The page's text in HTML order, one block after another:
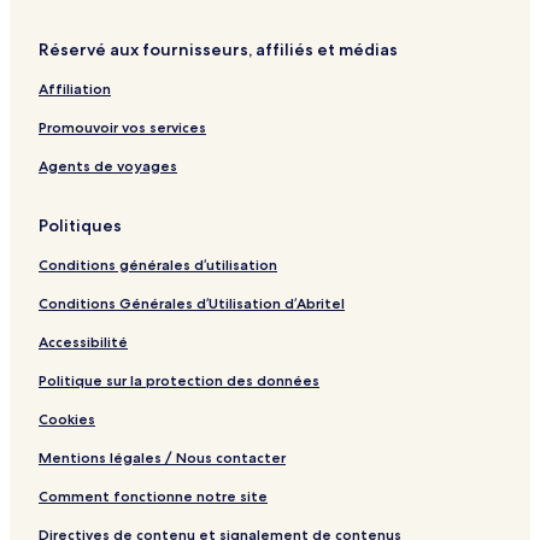
e
e
s
i
d
c
Réservé aux fournisseurs, affiliés et médias
Affiliation
Promouvoir vos services
Agents de voyages
Politiques
Conditions générales d’utilisation
Conditions Générales d’Utilisation d’Abritel
Accessibilité
Politique sur la protection des données
Cookies
Mentions légales / Nous contacter
Comment fonctionne notre site
Directives de contenu et signalement de contenus